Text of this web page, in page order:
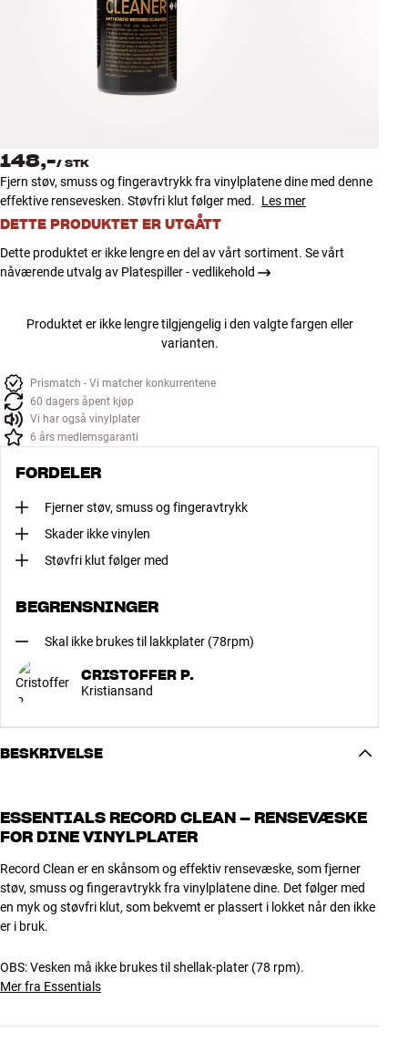
Tilbehør
INSPIRASJON
TILBUD
Finn Butikk
Kundeservice
Bygg med lyd
148,-/ STK
Fjern støv, smuss og fingeravtrykk fra vinylplatene dine med denne
effektive rensevesken. Støvfri klut følger med. Les mer
DETTE PRODUKTET ER UTGÅTT
Dette produktet er ikke lengre en del av vårt sortiment. Se vårt
nåværende utvalg av Platespiller - vedlikehold
Produktet er ikke lengre tilgjengelig i den valgte fargen eller
varianten.
Prismatch - Vi matcher konkurrentene
60 dagers åpent kjøp
Vi har også vinylplater
6 års medlemsgaranti
FORDELER
Fjerner støv, smuss og fingeravtrykk
Skader ikke vinylen
Støvfri klut følger med
BEGRENSNINGER
Skal ikke brukes til lakkplater (78rpm)
CRISTOFFER P.
Kristiansand
BESKRIVELSE
ESSENTIALS RECORD CLEAN – RENSEVÆSKE
FOR DINE VINYLPLATER
Record Clean er en skånsom og effektiv rensevæske, som fjerner
støv, smuss og fingeravtrykk fra vinylplatene dine. Det følger med
en myk og støvfri klut, som bekvemt er plassert i lokket når den ikke
er i bruk.
OBS: Vesken må ikke brukes til shellak-plater (78 rpm).
Mer fra Essentials